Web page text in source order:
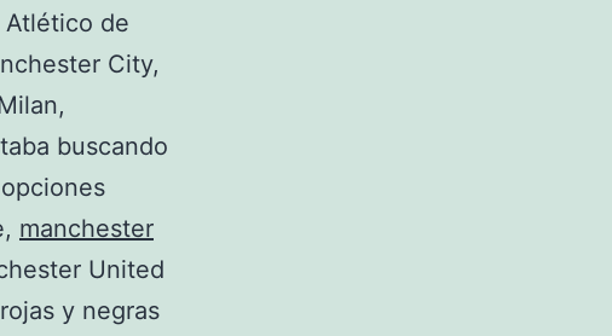
Atlético de
City,
buscando
manchester
United
y negras